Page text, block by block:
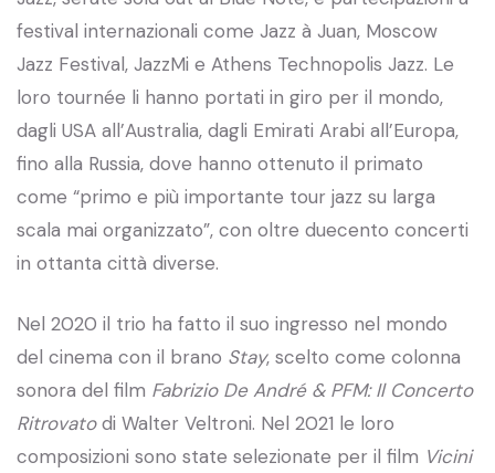
festival internazionali come Jazz à Juan, Moscow
Jazz Festival, JazzMi e Athens Technopolis Jazz. Le
loro tournée li hanno portati in giro per il mondo,
dagli USA all’Australia, dagli Emirati Arabi all’Europa,
fino alla Russia, dove hanno ottenuto il primato
come “primo e più importante tour jazz su larga
scala mai organizzato”, con oltre duecento concerti
in ottanta città diverse.
Nel 2020 il trio ha fatto il suo ingresso nel mondo
del cinema con il brano Stay, scelto come colonna
sonora del film Fabrizio De André & PFM: Il Concerto
Ritrovatodi Walter Veltroni. Nel 2021 le loro
composizioni sono state selezionate per il film Vicini